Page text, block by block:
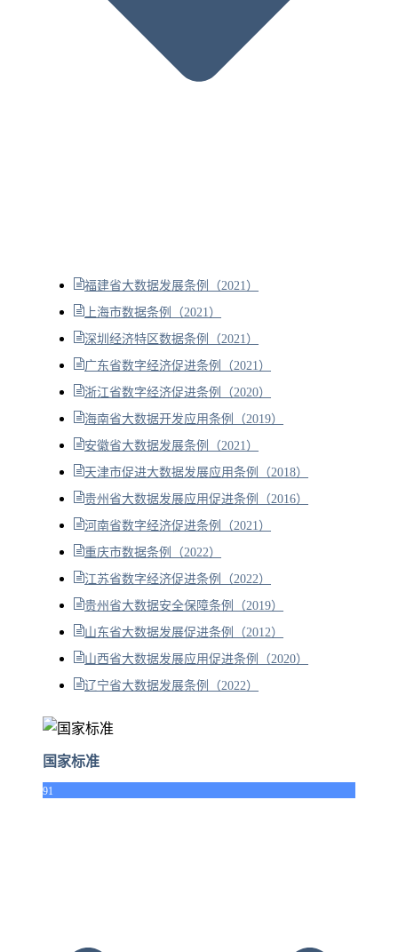
福建省大数据发展条例（2021）
上海市数据条例（2021）
深圳经济特区数据条例（2021）
广东省数字经济促进条例（2021）
浙江省数字经济促进条例（2020）
海南省大数据开发应用条例（2019）
安徽省大数据发展条例（2021）
天津市促进大数据发展应用条例（2018）
贵州省大数据发展应用促进条例（2016）
河南省数字经济促进条例（2021）
重庆市数据条例（2022）
江苏省数字经济促进条例（2022）
贵州省大数据安全保障条例（2019）
山东省大数据发展促进条例（2012）
山西省大数据发展应用促进条例（2020）
辽宁省大数据发展条例（2022）
国家标准
91